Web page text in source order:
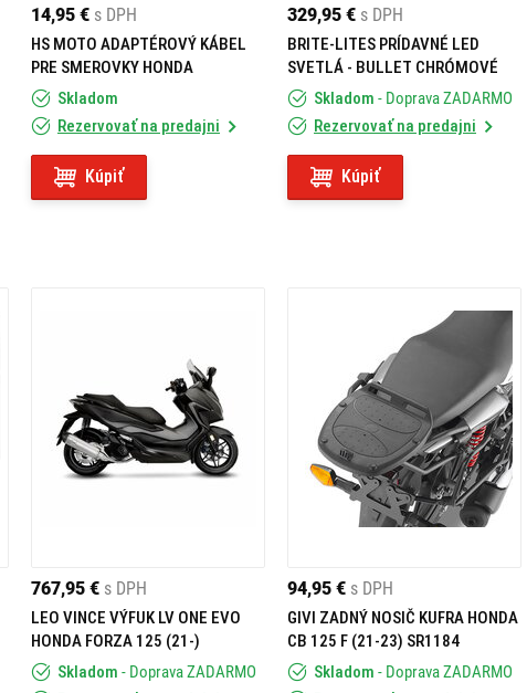
14,95 € s DPH
HS MOTO ADAPTÉROVÝ KÁBEL
PRE SMEROVKY HONDA
Skladom
Rezervovať na predajni
Kúpiť
329,95 € s DPH
BRITE-LITES PRÍDAVNÉ LED
SVETLÁ - BULLET CHRÓMOVÉ
Skladom - Doprava ZADARMO
Rezervovať na predajni
Kúpiť
767,95 € s DPH
LEO VINCE VÝFUK LV ONE EVO
HONDA FORZA 125 (21-)
Skladom - Doprava ZADARMO
94,95 € s DPH
GIVI ZADNÝ NOSIČ KUFRA HONDA
CB 125 F (21-23) SR1184
Skladom - Doprava ZADARMO